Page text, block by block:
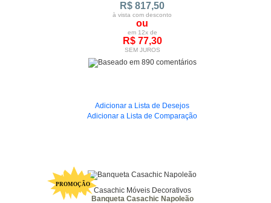
R$ 817,50
à vista com desconto
ou
em 12x de
R$ 77,30
SEM JUROS
Adicionar a Lista de Desejos
Adicionar a Lista de Comparação
Casachic Móveis Decorativos
Banqueta Casachic Napoleão